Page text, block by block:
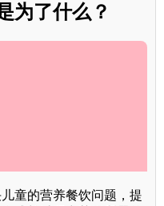
为了什么？
童的营养餐饮问题，提